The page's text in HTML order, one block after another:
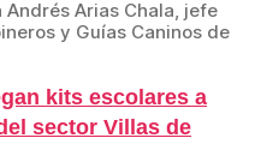
Arias Chala, jefe
y Guías Caninos de
kits escolares a
sector Villas de